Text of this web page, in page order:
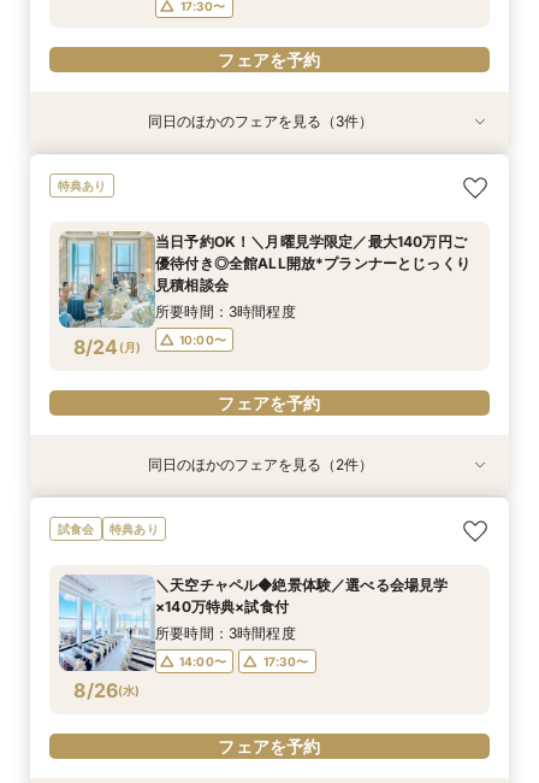
17:30〜
フェアを予約
特典あり
8/23(日)
【ドレス1着プレゼント】地上150mチャペルで叶
9:00〜
13:00〜
17:30〜
フェアを予約
特典あり
8/23(日)
【2名～少人数婚】大阪駅直結*貸切空間で叶え
9:00〜
13:00〜
17:30〜
フェアを予約
特典あり
8/23(日)
【料理重視*必見】料理ランクUP優待*140万特
9:00〜
13:00〜
17:30〜
フェアを予約
同日のほかのフェアを見る（3件）
特典あり
8/24 (月)
当日予約OK！＼月曜見学限定／最大140万円ご
優待付き◎全館ALL開放*プランナーとじっくり
見積相談会
所要時間：3時間程度
10:00〜
フェアを予約
8/24(月)
【初めてでも安心】地上150m*天空チャペル×デ
ザート試食*相談会
14:00〜 17:30〜
特典あり
8/24(月)
＼地上150mからの絶景＆演出まるごと体験／貸
切空間*全館ALL見学×パティシエ特製デザート
所要時間：3時間程度
同日のほかのフェアを見る（2件）
試食会 特典あり
8/26(水)
＼天空チャペル◆絶景体験／選べる会場見学
×140万特典×試食付
所要時間：3時間程度
14:00〜 17:30〜
フェアを予約